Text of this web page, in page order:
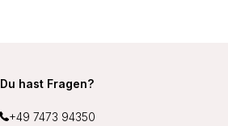
Du hast Fragen?
+49 7473 94350